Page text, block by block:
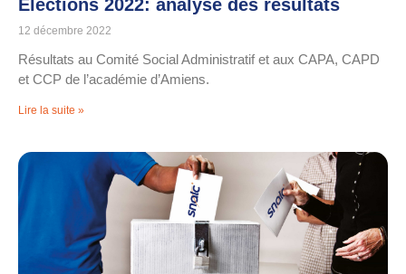
Elections 2022: analyse des résultats
12 décembre 2022
Résultats au Comité Social Administratif et aux CAPA, CAPD
et CCP de l’académie d’Amiens.
Lire la suite »